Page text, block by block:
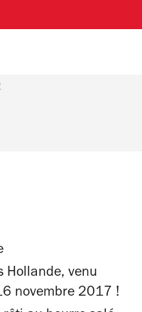
Hollande, venu
novembre 2017 !